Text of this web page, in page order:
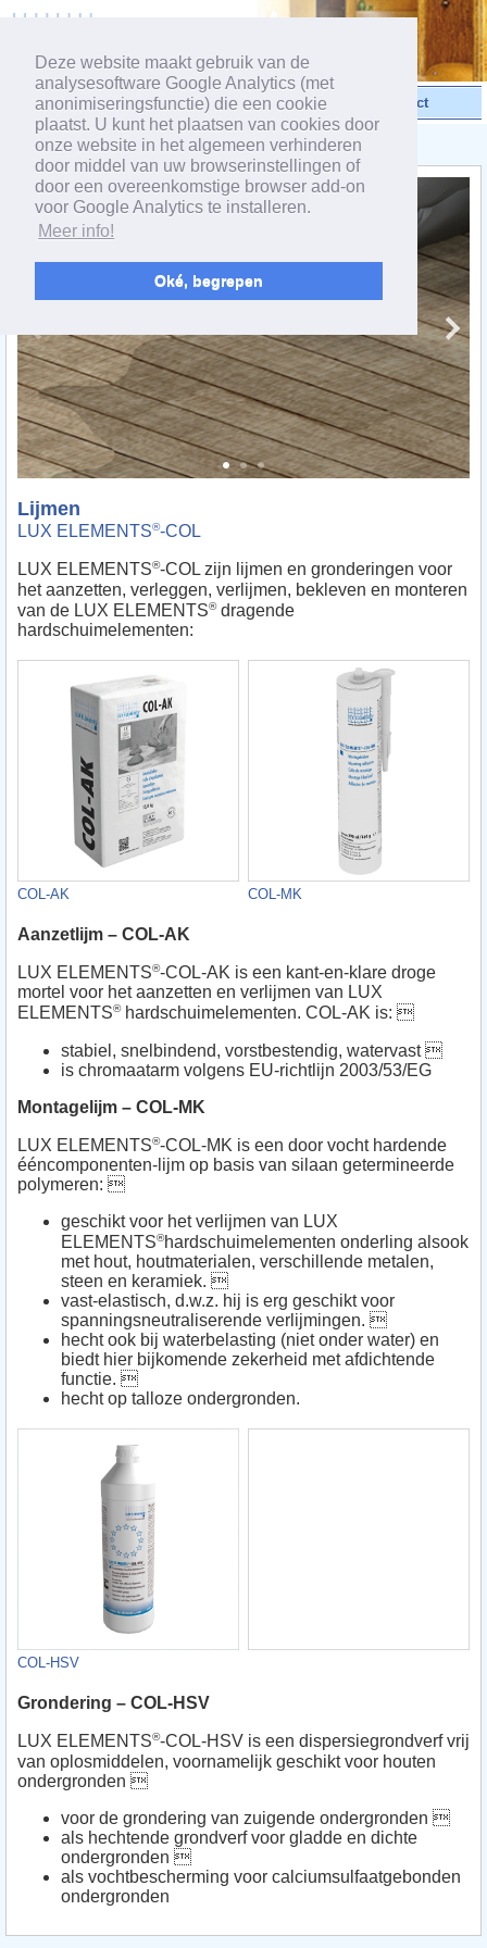
Deze website maakt gebruik van de
analysesoftware Google Analytics (met
anonimiseringsfunctie) die een cookie
plaatst. U kunt het plaatsen van cookies door
onze website in het algemeen verhinderen
door middel van uw browserinstellingen of
door een overeenkomstige browser add-on
voor Google Analytics te installeren.
Meer info!
Oké, begrepen
Video's Produkten Contact
< De systeemcomponenten
Lijmen
LUX ELEMENTS®-COL
LUX ELEMENTS®-COL zijn lijmen en gronderingen voor
het aanzetten, verleggen, verlijmen, bekleven en monteren
van de LUX ELEMENTS®dragende
hardschuimelementen:
COL-AK COL-MK
Aanzetlijm – COL-AK
LUX ELEMENTS®-COL-AK is een kant-en-klare droge
mortel voor het aanzetten en verlijmen van LUX
ELEMENTS®hardschuimelementen. COL-AK is: 
stabiel, snelbindend, vorstbestendig, watervast 
is chromaatarm volgens EU-richtlijn 2003/53/EG
Montagelijm – COL-MK
LUX ELEMENTS®-COL-MK is een door vocht hardende
ééncomponenten-lijm op basis van silaan getermineerde
polymeren: 
geschikt voor het verlijmen van LUX
ELEMENTS®hardschuimelementen onderling alsook
met hout, houtmaterialen, verschillende metalen,
steen en keramiek. 
vast-elastisch, d.w.z. hij is erg geschikt voor
spanningsneutraliserende verlijmingen. 
hecht ook bij waterbelasting (niet onder water) en
biedt hier bijkomende zekerheid met afdichtende
functie. 
hecht op talloze ondergronden.
COL-HSV
Grondering – COL-HSV
LUX ELEMENTS®-COL-HSV is een dispersiegrondverf vrij
van oplosmiddelen, voornamelijk geschikt voor houten
ondergronden 
voor de grondering van zuigende ondergronden 
als hechtende grondverf voor gladde en dichte
ondergronden 
als vochtbescherming voor calciumsulfaatgebonden
ondergronden
powered by webEdition CMS